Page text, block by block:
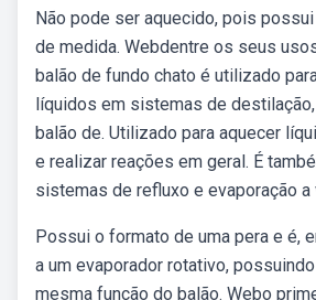
Não pode ser aquecido, pois
de medida. Webdentre os seus
balão de fundo chato é utilizado
líquidos em sistemas de
balão de. Utilizado para aquecer
e realizar reações em geral. É
sistemas de refluxo e evaporação a
Possui o formato de uma pera e é,
a um evaporador rotativo,
mesma função do balão. Webo